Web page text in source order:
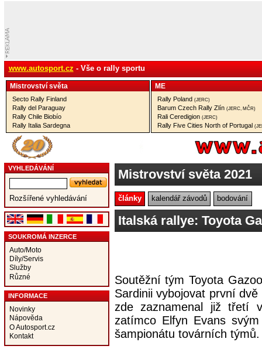
www.autosport.cz - Vše o rally sportu
Mistrovství­ světa
Secto Rally Finland
Rally del Paraguay
Rally Chile Biobío
Rally Italia Sardegna
ME
Rally Poland (JERC)
Barum Czech Rally Zlín (JERC, MČR)
Rali Ceredigion (JERC)
Rally Five Cities North of Portugal
VYHLEDÁVÁNÍ
Rozšířené vyhledávání
SOUKROMÁ INZERCE
Auto/Moto
Díly/Servis
Služby
Různé
INFORMACE
Novinky
Nápověda
O Autosport.cz
Kontakt
Mistrovství světa 2021
články kalendář závodů bodování
Italská rallye: Toyota
Soutěžní tým Toyota
Sardinii vybojovat první
zde zaznamenal již třetí
zatímco Elfyn Evans
šampionátu továrních týmů.